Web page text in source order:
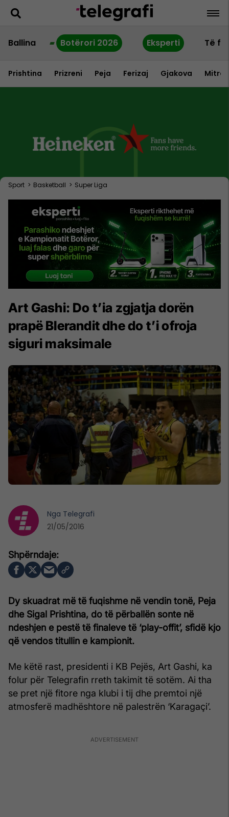
Ballina Botërori 2026 Eksperti Të
Prishtina Prizreni Peja Ferizaj Gjakova
Sport > Basketball > Super Liga
Art Gashi: Do t’ia zgjatja dorën
prapë Blerandit dhe do t’i ofroja
siguri maksimale
Dy skuadrat më të fuqishme në vendin tonë, Peja
dhe Sigal Prishtina, do të përballën sonte në
ndeshjen e pestë të finaleve të ‘play-offit’, sfidë kjo
që vendos titullin e kampionit.
Me këtë rast, presidenti i KB Pejës, Art Gashi, ka
folur për Telegrafin rreth takimit të sotëm. Ai tha
se pret një fitore nga klubi i tij dhe premtoi një
atmosferë madhështore në palestrën ‘Karagaçi’.
Nga Telegrafi
21/05/2016